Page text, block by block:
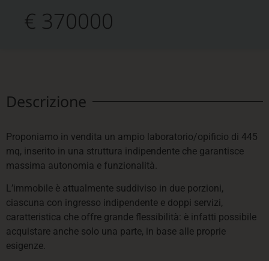
€ 370000
Descrizione
Proponiamo in vendita un ampio laboratorio/opificio di 445
mq, inserito in una struttura indipendente che garantisce
massima autonomia e funzionalità.
L’immobile è attualmente suddiviso in due porzioni,
ciascuna con ingresso indipendente e doppi servizi,
caratteristica che offre grande flessibilità: è infatti possibile
acquistare anche solo una parte, in base alle proprie
esigenze.